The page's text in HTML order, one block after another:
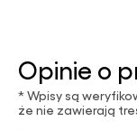
Opinie o
* Wpisy są
że nie zawierają